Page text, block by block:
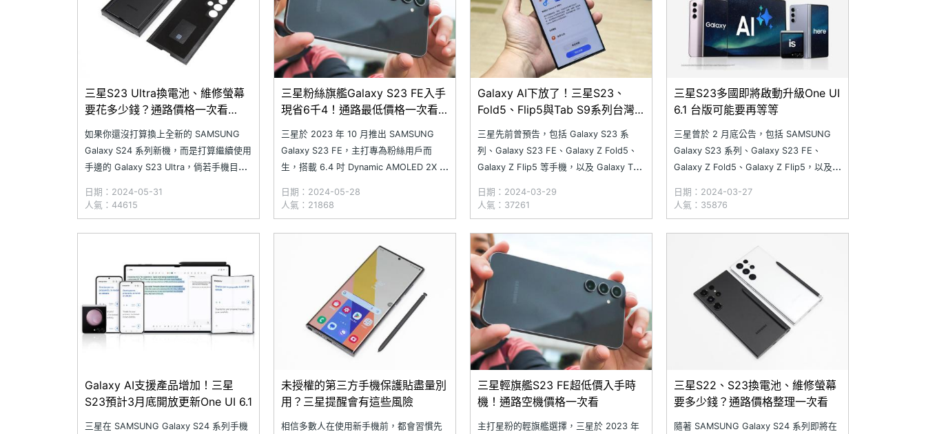
三星S23 Ultra換電池、維修螢幕
要花多少錢？通路價格一次看
(2024.5)
如果你還沒打算換上全新的 SAMSUNG
Galaxy S24 系列新機，而是打算繼續使用
手邊的 Galaxy S23 Ultra，倘若手機目前
航早就不堪日常負荷，不如現在趕緊換顆
新電池與手機螢幕吧！究竟 SAMSUNG
Galaxy S23 系列目前在 SOGI
日期：2024-05-31
人氣：44615
三星粉絲旗艦Galaxy S23 FE入手
現省6千4！通路最低價格一次看
(2024.5)
三星於 2023 年 10 月推出 SAMSUNG
Galaxy S23 FE，主打專為粉絲用戶而
生，搭載 6.4 吋 Dynamic AMOLED 2X 螢
用 5,000 萬畫素三鏡頭組合。隨
著 Galaxy S23 FE
日期：2024-05-28
人氣：21868
Galaxy AI下放了！三星S23、
Fold5、Flip5與Tab S9系列台灣
釋出更新
三星先前曾預告，包括 Galaxy S23 系
列、Galaxy S23 FE、Galaxy Z Fold5、
Galaxy Z Flip5 等手機，以及 Galaxy Tab
6.1，並且將 Galaxy S24 系列預載的
Galaxy AI 功能
日期：2024-03-29
人氣：37261
三星S23多國即將啟動升級One UI
6.1 台版可能要再等等
三星曾於 2 月底公告，包括 SAMSUNG
Galaxy S23 系列、Galaxy S23 FE、
Galaxy Z Fold5、Galaxy Z Flip5，以及
月底陸續開放更新到 One UI 6.1。稍早，
韓國三星社群宣布將於 3/28
日期：2024-03-27
人氣：35876
Galaxy AI支援產品增加！三星
S23預計3月底開放更新One UI 6.1
三星在 SAMSUNG Galaxy S24 系列手機
未授權的第三方手機保護貼盡量別
用？三星提醒會有這些風險
相信多數人在使用新手機前，都會習慣先
三星輕旗艦S23 FE超低價入手時
機！通路空機價格一次看
主打星粉的輕旗艦選擇，三星於 2023 年
三星S22、S23換電池、維修螢幕
要多少錢？通路價格整理一次看
隨著 SAMSUNG Galaxy S24 系列即將在